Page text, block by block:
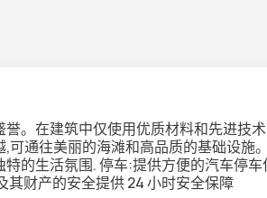
。在建筑中仅使用优质材料和先进技
可通往美丽的海滩和高品质的基础设施
的生活氛围. 停车:提供方便的汽车停
其财产的安全提供 24 小时安全保障